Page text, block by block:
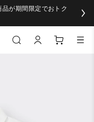
が期間限定でおトク